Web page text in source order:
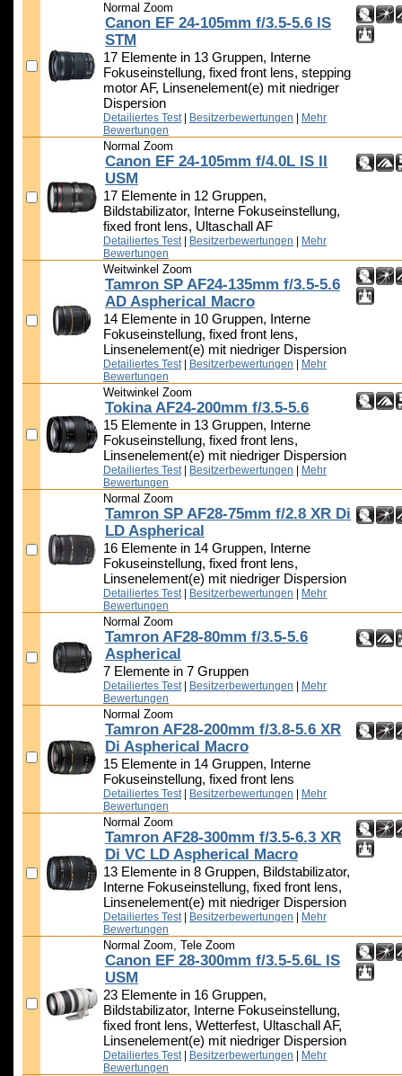
Normal Zoom
Canon EF 24-105mm f/3.5-5.6 IS
STM
17 Elemente in 13 Gruppen, Interne
Fokuseinstellung, fixed front lens, stepping
motor AF, Linsenelement(e) mit niedriger
Dispersion
Detailiertes Test Besitzerbewertungen
Mehr
Bewertungen
Normal Zoom
Canon EF 24-105mm f/4.0L IS II
USM
17 Elemente in 12 Gruppen,
Bildstabilizator, Interne Fokuseinstellung,
fixed front lens, Ultaschall AF
Detailiertes Test Besitzerbewertungen
Mehr
Bewertungen
Weitwinkel Zoom
Tamron SP AF24-135mm f/3.5-5.6
AD Aspherical Macro
14 Elemente in 10 Gruppen, Interne
Fokuseinstellung, fixed front lens,
Linsenelement(e) mit niedriger Dispersion
Detailiertes Test Besitzerbewertungen
Mehr
Bewertungen
Weitwinkel Zoom
Tokina AF24-200mm f/3.5-5.6
15 Elemente in 13 Gruppen, Interne
Fokuseinstellung, fixed front lens,
Linsenelement(e) mit niedriger Dispersion
Detailiertes Test Besitzerbewertungen
Mehr
Bewertungen
Normal Zoom
Tamron SP AF28-75mm f/2.8 XR Di
LD Aspherical
16 Elemente in 14 Gruppen, Interne
Fokuseinstellung, fixed front lens,
Linsenelement(e) mit niedriger Dispersion
Detailiertes Test Besitzerbewertungen
Mehr
Bewertungen
Normal Zoom
Tamron AF28-80mm f/3.5-5.6
Aspherical
7 Elemente in 7 Gruppen
Detailiertes Test Besitzerbewertungen
Mehr
Bewertungen
Normal Zoom
Tamron AF28-200mm f/3.8-5.6 XR
Di Aspherical Macro
15 Elemente in 14 Gruppen, Interne
Fokuseinstellung, fixed front lens
Detailiertes Test Besitzerbewertungen
Mehr
Bewertungen
Normal Zoom
Tamron AF28-300mm f/3.5-6.3 XR
Di VC LD Aspherical Macro
13 Elemente in 8 Gruppen, Bildstabilizator,
Interne Fokuseinstellung, fixed front lens,
Linsenelement(e) mit niedriger Dispersion
Detailiertes Test Besitzerbewertungen
Mehr
Bewertungen
Normal Zoom, Tele Zoom
Canon EF 28-300mm f/3.5-5.6L IS
USM
23 Elemente in 16 Gruppen,
Bildstabilizator, Interne Fokuseinstellung,
fixed front lens, Wetterfest, Ultaschall AF,
Linsenelement(e) mit niedriger Dispersion
Detailiertes Test Besitzerbewertungen
Mehr
Bewertungen